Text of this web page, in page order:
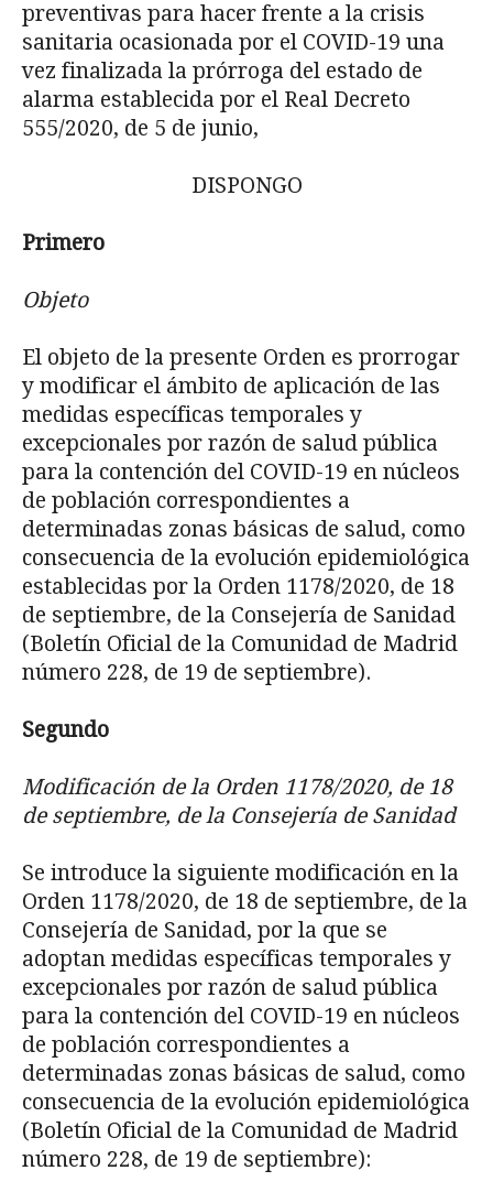
preventivas para hacer frente a la crisis
sanitaria ocasionada por el COVID-19 una
vez finalizada la prórroga del estado de
alarma establecida por el Real Decreto
555/2020, de 5 de junio,
DISPONGO
Primero
Objeto
El objeto de la presente Orden es prorrogar
y modificar el ámbito de aplicación de las
medidas específicas temporales y
excepcionales por razón de salud pública
para la contención del COVID-19 en núcleos
de población correspondientes a
determinadas zonas básicas de sa­lud, como
consecuencia de la evolución epidemiológica
establecidas por la Orden 1178/2020, de 18
de septiembre, de la Consejería de Sanidad
(Boletín Oficial de la Comunidad de Madrid
número 228, de 19 de septiembre).
Segundo
Modificación de la Orden 1178/2020, de 18
de septiembre, de la Consejería de Sanidad
Se introduce la siguiente modificación en la
Orden 1178/2020, de 18 de septiembre, de la
Consejería de Sanidad, por la que se
adoptan medidas específicas temporales y
excep­cionales por razón de salud pública
para la contención del COVID-19 en núcleos
de población correspondientes a
determinadas zonas básicas de salud, como
consecuencia de la evolución epidemiológica
(Boletín Oficial de la Comunidad de Madrid
número 228, de 19 de septiembre):